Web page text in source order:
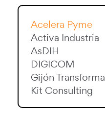
Acelera Pyme
Activa Industria
AsDIH
DIGICOM
Gijón Transforma
Kit Consulting